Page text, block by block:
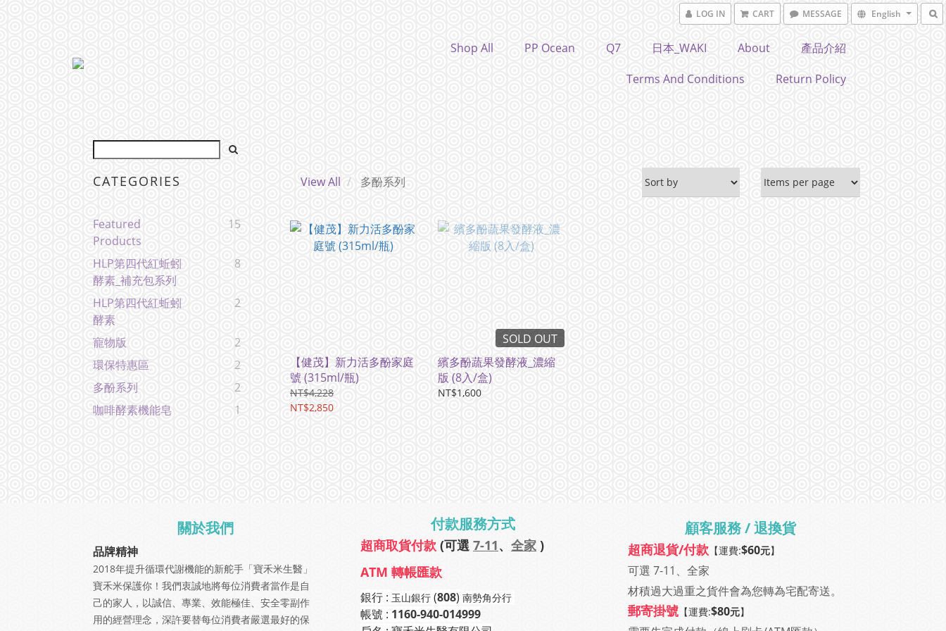
LOG IN CART MESSAGE English
Shop All PP Ocean Q7 日本_WAKI About
產品介紹
Terms And Conditions
Return Policy
CATEGORIES
Featured
Products
15
HLP第四代紅蚯蚓
酵素_補充包系列
8
HLP第四代紅蚯蚓
酵素
2
寵物版
2
環保特惠區
2
多酚系列
2
咖啡酵素機能皂
1
View All 多酚系列
【健茂】新力活多酚家庭
號 (315ml/瓶)
NT$4,228
NT$2,850
SOLD OUT
繽多酚蔬果發酵液_濃縮
版 (8入/盒)
NT$1,600
關於我們
品牌精神
2018年提升循環代謝機能的新舵手「寶禾米生醫」
寶禾米保護你！我們衷誠地將每位消費者當作是自
己的家人，以誠信、專業、效能極佳、安全零副作
用的經營理念，深許要替每位消費者嚴選最好的保
付款服務方式
超商取貨付款 (可選 7-11、 全家 )
ATM 轉帳匯款
銀行 : 玉山銀行 (808) 南勢角分行
帳號 : 1160-940-014999
顧客服務 / 退換貨
超商退貨/付款 【運費:$60元】
可選 7-11、全家
材積過大過重之貨件會為您轉為宅配寄送。
郵寄掛號 【運費:$80元】